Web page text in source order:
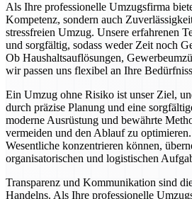
Als Ihre professionelle Umzugsfirma
Kompetenz, sondern auch
stressfreien Umzug. Unsere erfahrenen
und sorgfältig, sodass weder Zeit noch
Ob Haushaltsauflösungen,
wir passen uns flexibel an Ihre
Ein Umzug ohne Risiko ist unser Ziel,
durch präzise Planung und eine
moderne Ausrüstung und bewährte
vermeiden und den Ablauf zu
Wesentliche konzentrieren können,
organisatorischen und logistischen
Transparenz und Kommunikation sind
Handelns. Als Ihre professionelle